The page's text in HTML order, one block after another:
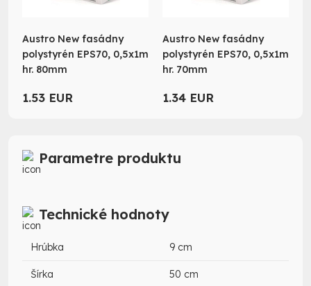
Austro New fasádny
polystyrén EPS70, 0,5x1m
hr. 80mm
1.53 EUR
Austro New fasádny
polystyrén EPS70, 0,5x1m
hr. 70mm
1.34 EUR
Parametre produktu
Technické hodnoty
Hrúbka 9 cm
Šírka 50 cm